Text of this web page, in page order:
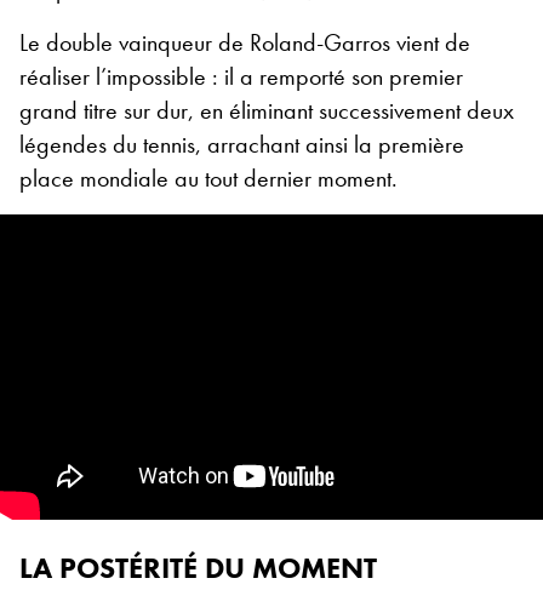
Le double vainqueur de Roland-Garros vient de
réaliser l’impossible : il a remporté son premier
grand titre sur dur, en éliminant successivement deux
légendes du tennis, arrachant ainsi la première
place mondiale au tout dernier moment.
LA POSTÉRITÉ DU MOMENT